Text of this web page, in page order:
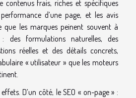
contenus frais, riches et spécifiques
d’une page, et les avis
que les marques peinent souvent à
des formulations naturelles, des
réelles et des détails concrets,
« utilisateur » que les moteurs
D’un côté, le SEO « on-page » :